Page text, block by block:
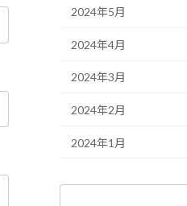
2024年5月
2024年4月
2024年3月
2024年2月
2024年1月